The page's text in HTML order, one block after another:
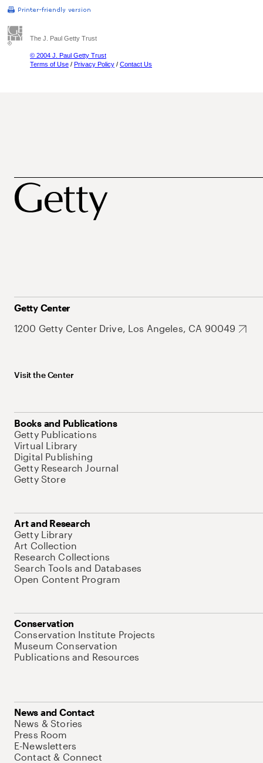
The J. Paul Getty Trust
© 2004 J. Paul Getty Trust
Terms of Use / Privacy Policy / Contact Us
Getty Center
1200 Getty Center Drive, Los Angeles, CA 90049
Visit the Center
Books and Publications
Getty Publications
Virtual Library
Digital Publishing
Getty Research Journal
Getty Store
Art and Research
Getty Library
Art Collection
Research Collections
Search Tools and Databases
Open Content Program
Conservation
Conservation Institute Projects
Museum Conservation
Publications and Resources
News and Contact
News & Stories
Press Room
E-Newsletters
Contact & Connect